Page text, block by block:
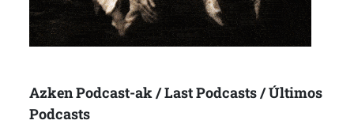
Azken Podcast-ak / Last Podcasts / Últimos
Podcasts